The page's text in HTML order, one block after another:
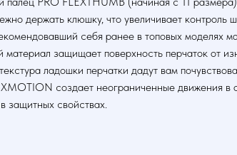
держать клюшку, что увеличивает контроль
себя ранее в топовых моделях
защищает поверхность перчаток от
ладошки перчатки дадут вам
создает неограниченные движения в
защитных свойствах.